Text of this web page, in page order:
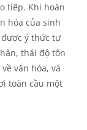
tiếp. Khi hoàn
hóa của sinh
ý thức tự
thái độ tôn
văn hóa, và
toàn cầu một